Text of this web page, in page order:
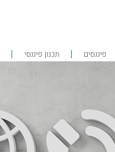
פיננסים תכנון פיננסי